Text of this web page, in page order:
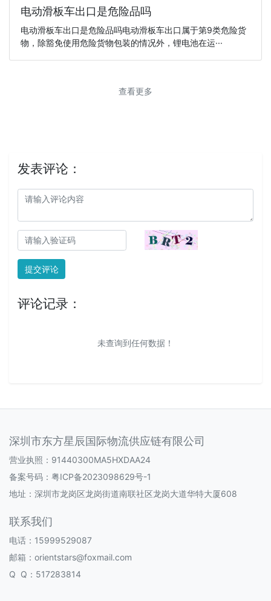
电动滑板车出口是危险品吗
电动滑板车出口是危险品吗电动滑板车出口属于第9类危险货
物，除豁免使用危险货物包装的情况外，锂电池在运···
查看更多
发表评论：
提交评论
评论记录：
未查询到任何数据！
深圳市东方星辰国际物流供应链有限公司
营业执照：91440300MA5HXDAA24
备案号码： 粤ICP备2023098629号-1
地址：深圳市龙岗区龙岗街道南联社区龙岗大道华特大厦608
联系我们
电话：15999529087
邮箱：orientstars@foxmail.com
Q Q：517283814